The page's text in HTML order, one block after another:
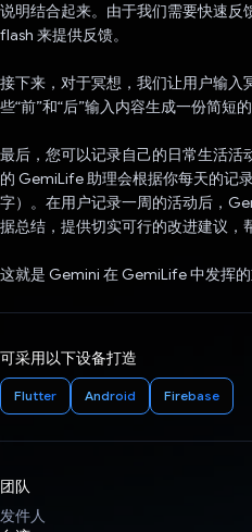
说明结合起来。由于我们需要快速
flash 来提供反馈。
接下来，对于冥想，我们让用户输
些“前”和“后”输入内容生成一份简短的
最后，您可以记录自己的日常生活
的 GemiLife 助理会根据你每天的记
字）。在用户记录一周的活动后，
据总结，提供切实可行的改进建议，
这就是 Gemini 在 GemiLife 中发挥
可采用以下设备打造
Flutter Android Firebase
团队
发件人